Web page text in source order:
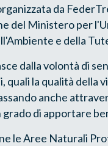
da
del Ministero per
e della
dalla volontà di
quali la qualità della
anche
grado di apportare
le Aree Naturali